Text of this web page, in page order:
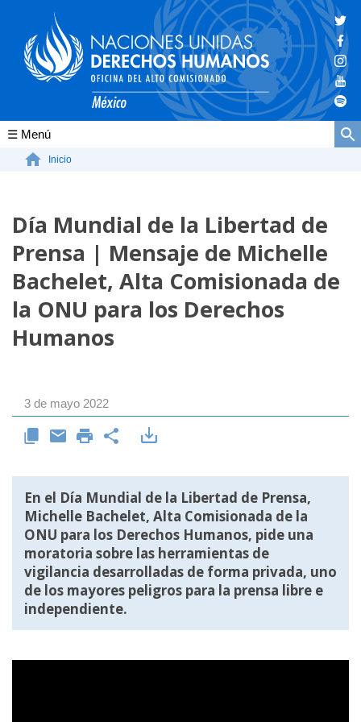
Conócenos
La ONU-DH en México
Vacantes ONU-DH México
ONU-DH en el tiempo
Inicio
Día Mundial de la Libertad de
Prensa | Mensaje de Michelle
Bachelet, Alta Comisionada de
la ONU para los Derechos
Humanos
3 de mayo 2022
En el Día Mundial de la Libertad de Prensa,
Michelle Bachelet, Alta Comisionada de la
ONU para los Derechos Humanos, pide una
moratoria sobre las herramientas de
vigilancia desarrolladas de forma privada, uno
de los mayores peligros para la prensa libre e
independiente.